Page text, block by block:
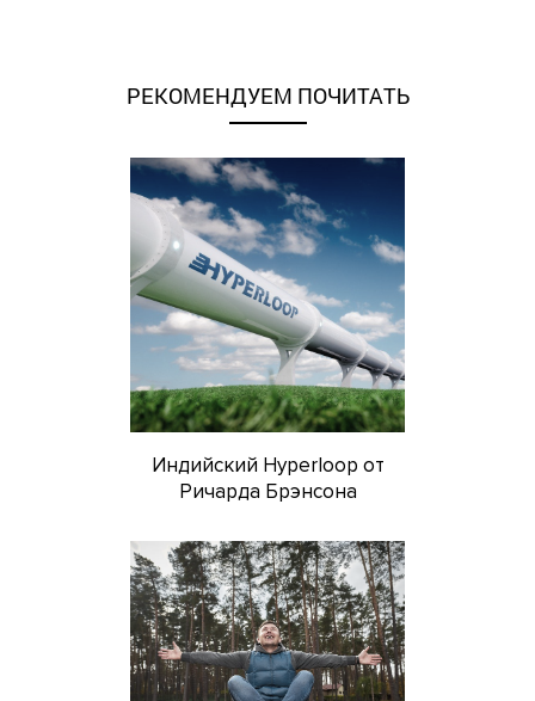
РЕКОМЕНДУЕМ ПОЧИТАТЬ
Индийский Hyperloop от
Ричарда Брэнсона